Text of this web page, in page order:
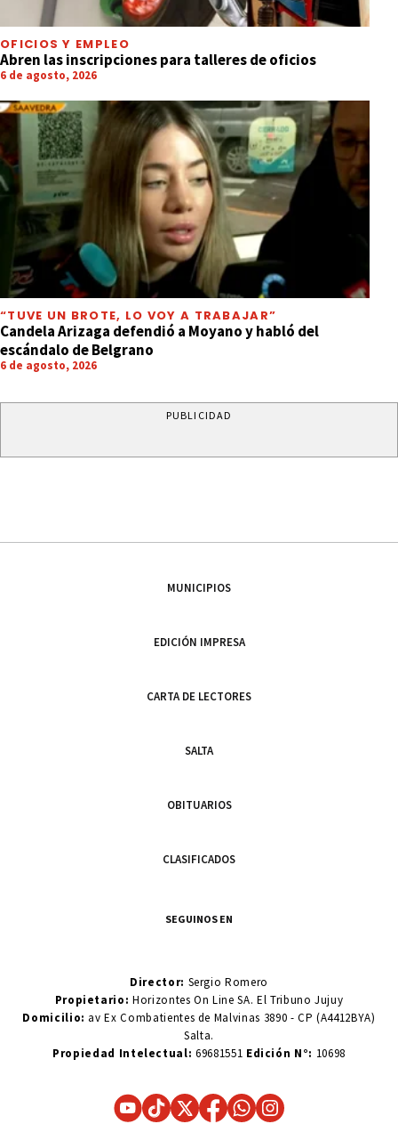
OFICIOS Y EMPLEO
Abren las inscripciones para talleres de oficios
6 de agosto, 2026
“TUVE UN BROTE, LO VOY A TRABAJAR”
Candela Arizaga defendió a Moyano y habló del
escándalo de Belgrano
6 de agosto, 2026
PUBLICIDAD
MUNICIPIOS
EDICIÓN IMPRESA
CARTA DE LECTORES
SALTA
OBITUARIOS
CLASIFICADOS
SEGUINOS EN
Director: Sergio Romero
Propietario:Horizontes On Line SA. El Tribuno Jujuy
Domicilio: av Ex Combatientes de Malvinas 3890 - CP (A4412BYA)
Salta.
Propiedad Intelectual: 69681551 Edición N°: 10698